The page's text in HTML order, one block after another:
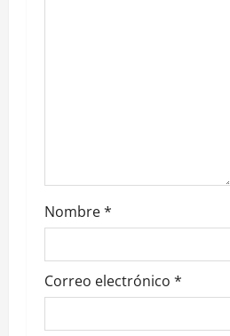
a
d
a
Nombre*
Correo electrónico *